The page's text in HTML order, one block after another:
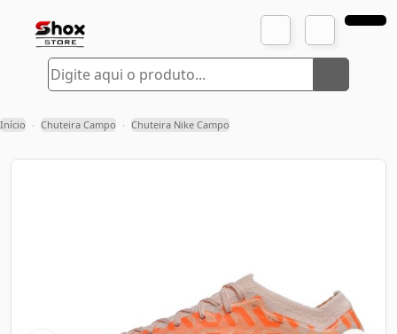
Início › Chuteira Campo › Chuteira Nike Campo